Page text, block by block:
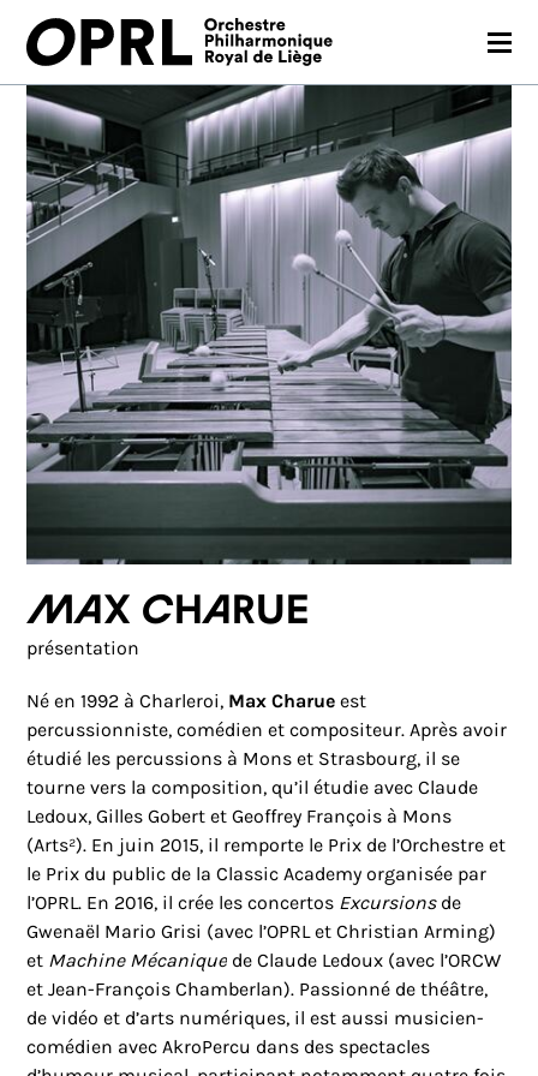
CONCERTS
SAISON 26-27
JEUNES PUBLICS
OPRL
EN PRATIQUE
MÉDIAS
NOUS SOUTENIR
FR EN
Max Charue
présentation
Né en1992 à Charleroi, Max Charue est
percussionniste, comédien et compositeur. Après avoir
étudié les percussions à Mons et Strasbourg, il se
tourne vers la composition, qu’il étudie avec Claude
Ledoux, Gilles Gobert et Geoffrey François à Mons
(Arts²). En juin 2015, il remporte le Prix de l’Orchestre et
le Prix du public de la Classic Academy organisée par
l’OPRL. En 2016, il crée les concertos Excursions de
Gwenaël Mario Grisi (avec l’OPRL et Christian Arming)
et Machine Mécanique de Claude Ledoux (avec l’ORCW
et Jean-François Chamberlan). Passionné de théâtre,
de vidéo et d’arts numériques, il est aussi musicien-
comédien avec AkroPercu dans des spectacles